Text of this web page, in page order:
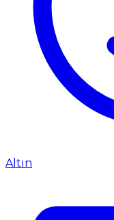
Altın